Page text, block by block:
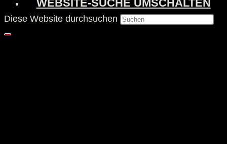
WEBSITE-SUCHE UMSCHALTEN
Diese Website durchsuchen